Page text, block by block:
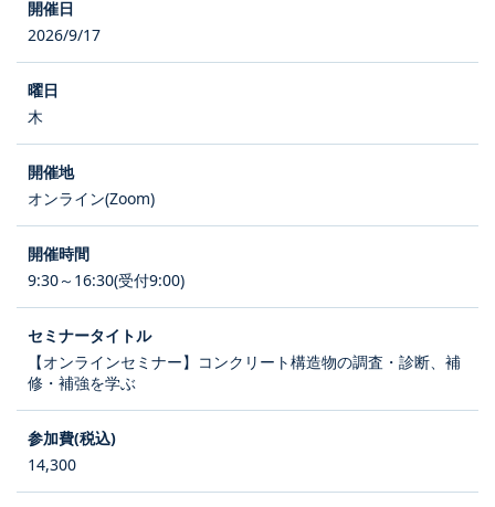
2026/9/17
木
オンライン(Zoom)
9:30～16:30(受付9:00)
【オンラインセミナー】コンクリート構造物の調査・診断、補
修・補強を学ぶ
14,300